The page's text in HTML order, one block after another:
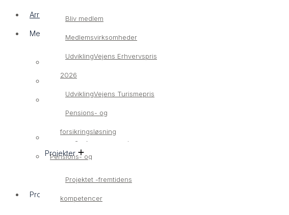
Bliv medlem
Medlemsvirksomheder
UdviklingVejens Erhvervspris
2026
UdviklingVejens Turismepris
Pensions- og
forsikringsløsning
Projekter
Projektet -fremtidens
kompetencer
Arrangementer
Medlemskab
Bliv medlem
Medlemsvirksomheder
UdviklingVejens Erhvervspris
UdviklingVejens Turismepris
Pensions- og
Projekter